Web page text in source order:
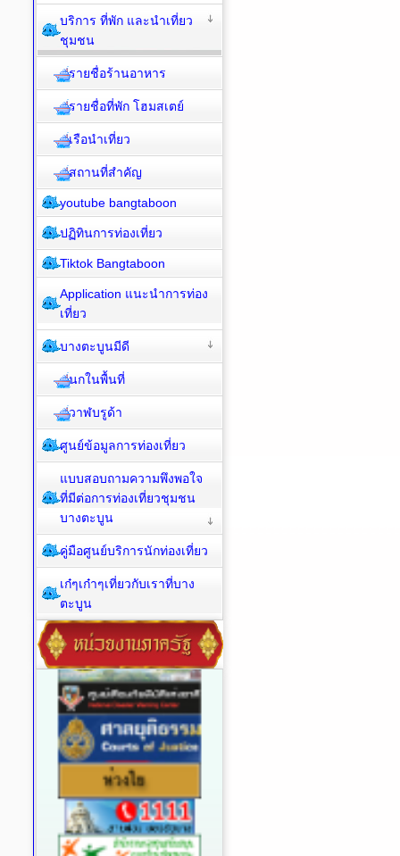
บริการ ที่พัก และนำเที่ยว
ชุมชน
รายชื่อร้านอาหาร
รายชื่อที่พัก โฮมสเตย์
เรือนำเที่ยว
สถานที่สำคัญ
youtube bangtaboon
ปฏิทินการท่องเที่ยว
Tiktok Bangtaboon
Application แนะนำการท่อง
เที่ยว
บางตะบูนมีดี
นกในพื้นที่
วาฬบรูด้า
ศูนย์ข้อมูลการท่องเที่ยว
แบบสอบถามความพึงพอใจ
ที่มีต่อการท่องเที่ยวชุมชน
บางตะบูน
คู่มือศูนย์บริการนักท่องเที่ยว
เก๋ๆเก๋าๆเที่ยวกับเราที่บาง
ตะบูน